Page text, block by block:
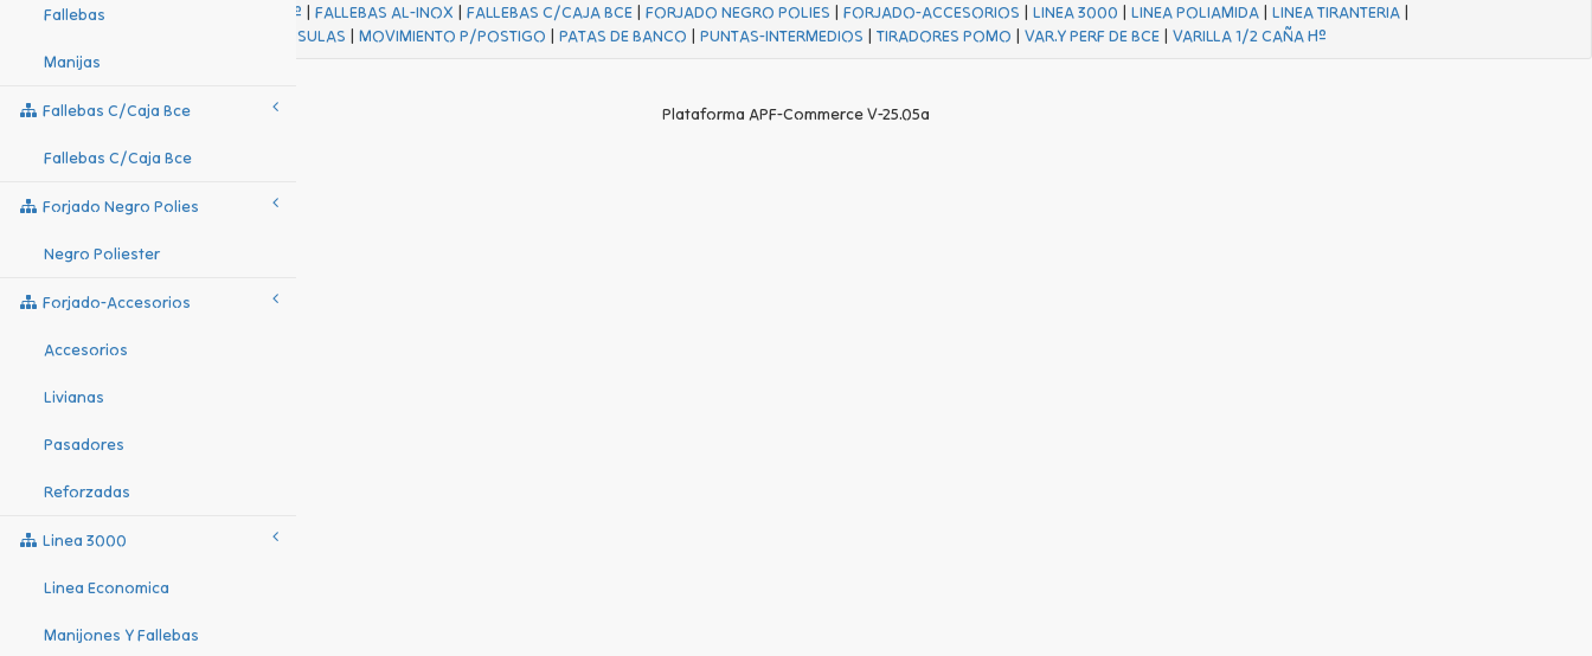
Fallebas
Manijas
Fallebas C/caja Bce
Fallebas C/caja Bce
Forjado Negro Polies
Negro Poliester
Forjado-Accesorios
Accesorios
Livianas
Pasadores
Reforzadas
Linea 3000
Linea Economica
Manijones Y Fallebas
FALL Hº-HJES Hº |FALLEBAS AL-INOX |FALLEBAS C/CAJA BCE |FORJADO NEGRO POLIES |FORJADO-ACCESORIOS |LINEA 3000 |LINEA POLIAMIDA |LINEA TIRANTERIA |
MENSULAS | MOVIMIENTO P/POSTIGO | PATAS DE BANCO | PUNTAS-INTERMEDIOS | TIRADORES POMO | VAR.Y PERF DE BCE| VARILLA 1/2 CAÑA Hº
Plataforma APF-Commerce V-25.05a